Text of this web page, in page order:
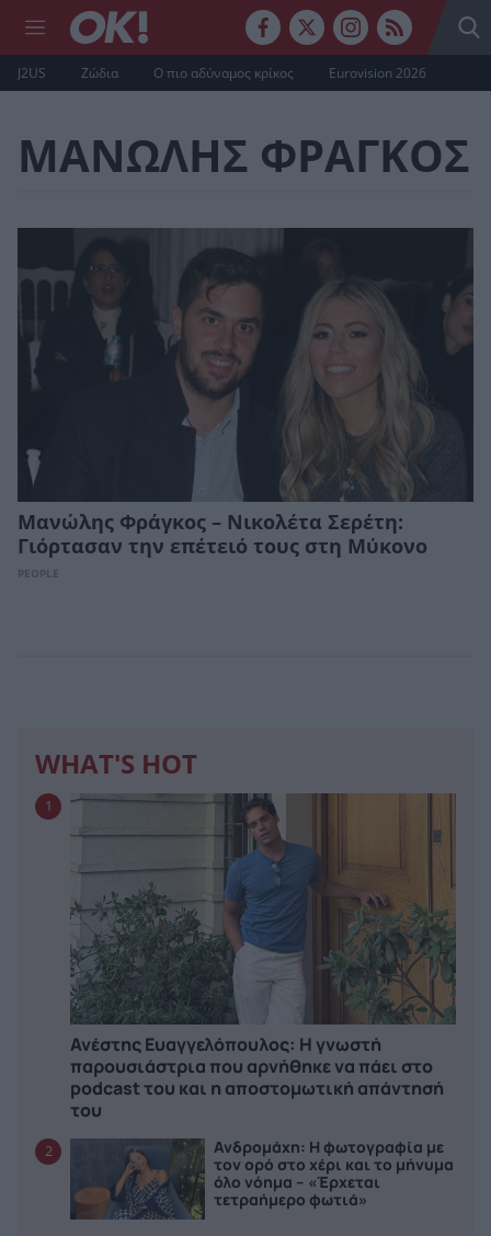
J2US Ζώδια Ο πιο αδύναμος κρίκος Eurovision 2026
ΜΑΝΩΛΗΣ ΦΡΑΓΚΟΣ
Μανώλης Φράγκος – Νικολέτα Σερέτη:
Γιόρτασαν την επέτειό τους στη Μύκονο
PEOPLE
WHAT'S HOT
1
Ανέστης Ευαγγελόπουλος: Η γνωστή
παρουσιάστρια που αρνήθηκε να πάει στο
podcast του και η αποστομωτική απάντησή
του
2
Ανδρομάχη: Η φωτογραφία με
τον ορό στο χέρι και το μήνυμα
όλο νόημα – «Έρχεται
τετραήμερο φωτιά»